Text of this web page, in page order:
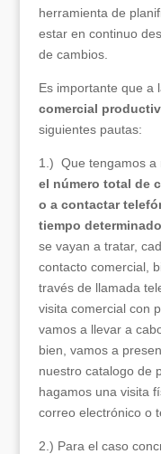
herramienta de
estar en continuo
de cambios.
Es importante que a
comercial
siguientes pautas:
1.) Que tengamos a
el número total de
o a contactar
tiempo
se vayan a tratar,
contacto comercial,
través de llamada
visita comercial con
vamos a llevar a
bien, vamos a
nuestro catalogo de
hagamos una visita
correo electrónico o
2.) Para el caso